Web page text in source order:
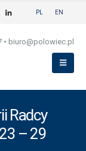
PL EN
• biuro@polowiec.pl
Radcy
– 29